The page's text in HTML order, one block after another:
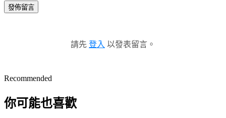
發佈留言
請先 登入 以發表留言。
Recommended
你可能也喜歡